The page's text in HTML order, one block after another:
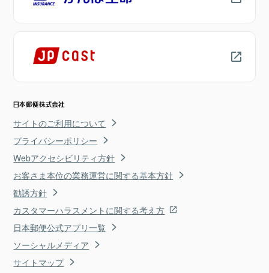
サイトのご利用について
プライバシーポリシー
Webアクセシビリティ方針
お客さま本位の業務運営に関する基本方針
勧誘方針
カスタマーハラスメントに関する考え方
日本郵便公式アプリ一覧
ソーシャルメディア
サイトマップ